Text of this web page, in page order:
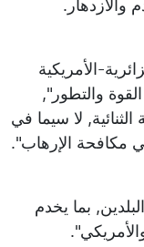
والازدهار.
الأمريكية
والتطور",
لا سيما في
مكافحة الإرهاب".
بما يخدم